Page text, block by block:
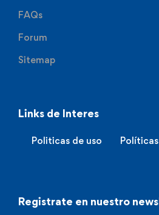
FAQs
Forum
Sitemap
Links de Interes
Politicas de uso
Registrate en nuestro